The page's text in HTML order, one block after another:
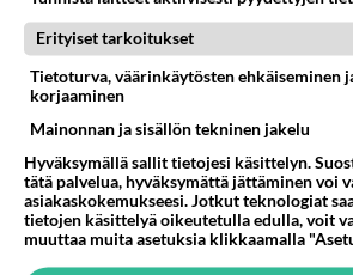
Osimoilleen nuin. Sillä tavalla ne
rikastuvat ja köyhät köyhtyvät.
Moi, Kyllä se on ollut vähän
Sosialistisissa yhteiskunnissa on
loppupeleissä päädytty
autoritaariseen hallintotapaan
Erityiset tarkoitukset
Tietoturva, väärinkäytösten ehkäiseminen
korjaaminen
Mainonnan ja sisällön tekninen jakelu
Hyväksymällä sallit tietojesi käsittelyn.
tätä palvelua, hyväksymättä jättäminen voi
asiakaskokemukseesi. Jotkut teknologiat
tietojen käsittelyä oikeutetulla edulla, voit
muuttaa muita asetuksia klikkaamalla